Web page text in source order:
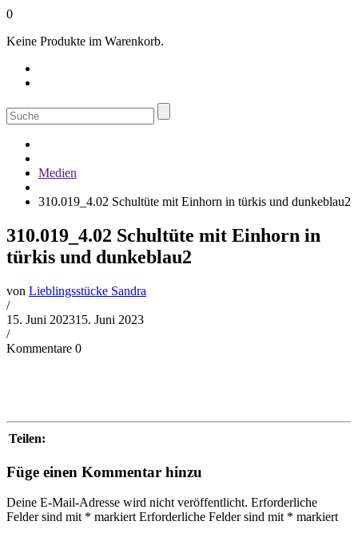
0
Keine Produkte im Warenkorb.
Suche
nach:
Medien
310.019_4.02 Schultüte mit Einhorn in türkis und dunkeblau2
310.019_4.02 Schultüte mit Einhorn in
türkis und dunkeblau2
von Lieblingsstücke Sandra
/
15. Juni 202315. Juni 2023
/
Kommentare 0
Teilen:
Füge einen Kommentar hinzu
Deine E-Mail-Adresse wird nicht veröffentlicht. Erforderliche
Felder sind mit * markiert Erforderliche Felder sind mit * markiert